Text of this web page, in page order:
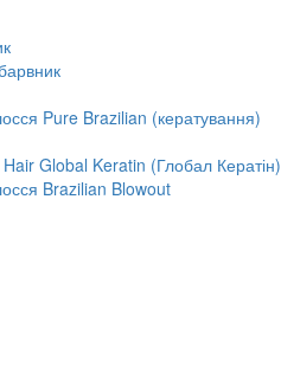
Pure Brazilian (кератування)
Global Keratin (Глобал Кератін)
Brazilian Blowout